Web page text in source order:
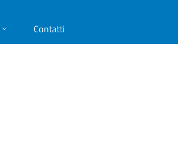
Contatti